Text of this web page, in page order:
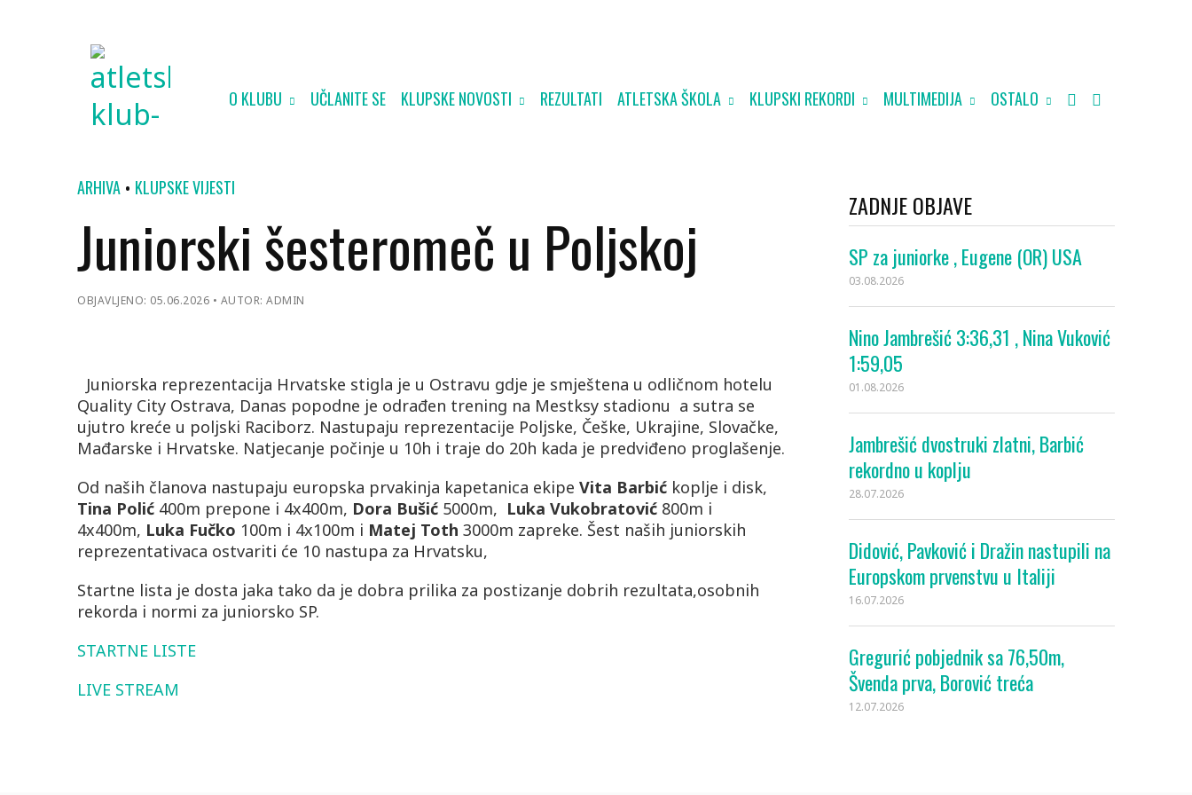
O KLUBU UČLANITE SE KLUPSKE NOVOSTI REZULTATI ATLETSKA ŠKOLA KLUPSKI REKORDI MULTIMEDIJA OSTALO
ARHIVA KLUPSKE VIJESTI
Juniorski šesteromeč u Poljskoj
OBJAVLJENO: 05.06.2026 AUTOR: ADMIN
Juniorska reprezentacija Hrvatske stigla je u Ostravu gdje je smještena u odličnom hotelu
Quality City Ostrava, Danas popodne je odrađen trening na Mestksy stadionu a sutra se
ujutro kreće u poljski Raciborz. Nastupaju reprezentacije Poljske, Češke, Ukrajine, Slovačke,
Mađarske i Hrvatske. Natjecanje počinje u 10h i traje do 20h kada je predviđeno proglašenje.
Od naših članova nastupaju europska prvakinja kapetanica ekipe Vita Barbić koplje i disk,
Tina Polić 400m prepone i 4x400m, Dora Bušić 5000m, Luka Vukobratović 800m i
4x400m, Luka Fučko 100m i 4x100m i Matej Toth 3000m zapreke. Šest naših juniorskih
reprezentativaca ostvariti će 10 nastupa za Hrvatsku,
Startne lista je dosta jaka tako da je dobra prilika za postizanje dobrih rezultata,osobnih
rekorda i normi za juniorsko SP.
STARTNE LISTE
LIVE STREAM
ZADNJE OBJAVE
SP za juniorke , Eugene (OR) USA
03.08.2026
Nino Jambrešić 3:36,31 , Nina Vuković
1:59,05
01.08.2026
Jambrešić dvostruki zlatni, Barbić
rekordno u koplju
28.07.2026
Didović, Pavković i Dražin nastupili na
Europskom prvenstvu u Italiji
16.07.2026
Gregurić pobjednik sa 76,50m,
Švenda prva, Borović treća
12.07.2026